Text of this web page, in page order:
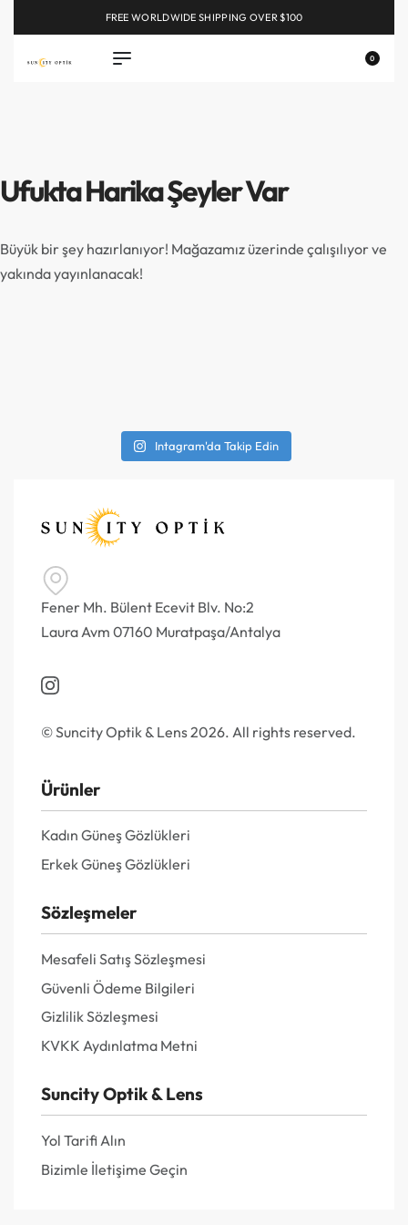
FREE WORLDWIDE SHIPPING OVER $100
0
Ufukta Harika Şeyler Var
Büyük bir şey hazırlanıyor! Mağazamız üzerinde çalışılıyor ve
yakında yayınlanacak!
Intagram'da Takip Edin
Fener Mh. Bülent Ecevit Blv. No:2
Laura Avm 07160 Muratpaşa/Antalya
© Suncity Optik & Lens 2026. All rights reserved.
Ürünler
Kadın Güneş Gözlükleri
Erkek Güneş Gözlükleri
Sözleşmeler
Mesafeli Satış Sözleşmesi
Güvenli Ödeme Bilgileri
Gizlilik Sözleşmesi
KVKK Aydınlatma Metni
Suncity Optik & Lens
Yol Tarifi Alın
Bizimle İletişime Geçin